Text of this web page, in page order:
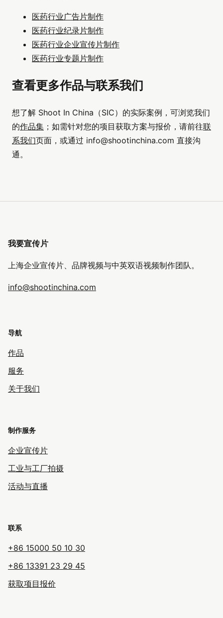
医药行业广告片制作
医药行业纪录片制作
医药行业企业宣传片制作
医药行业专题片制作
查看更多作品与联系我们
想了解 Shoot In China（SIC）的实际案例，可浏览我们
的作品集 ；如需针对您的项目获取方案与报价，请前往联
系我们页面，或通过 info@shootinchina.com 直接沟
通。
我要宣传片
上海企业宣传片、品牌视频与中英双语视频制作团队。
info@shootinchina.com
导航
作品
服务
关于我们
制作服务
企业宣传片
工业与工厂拍摄
活动与直播
联系
+86 15000 50 10 30
+86 13391 23 29 45
获取项目报价